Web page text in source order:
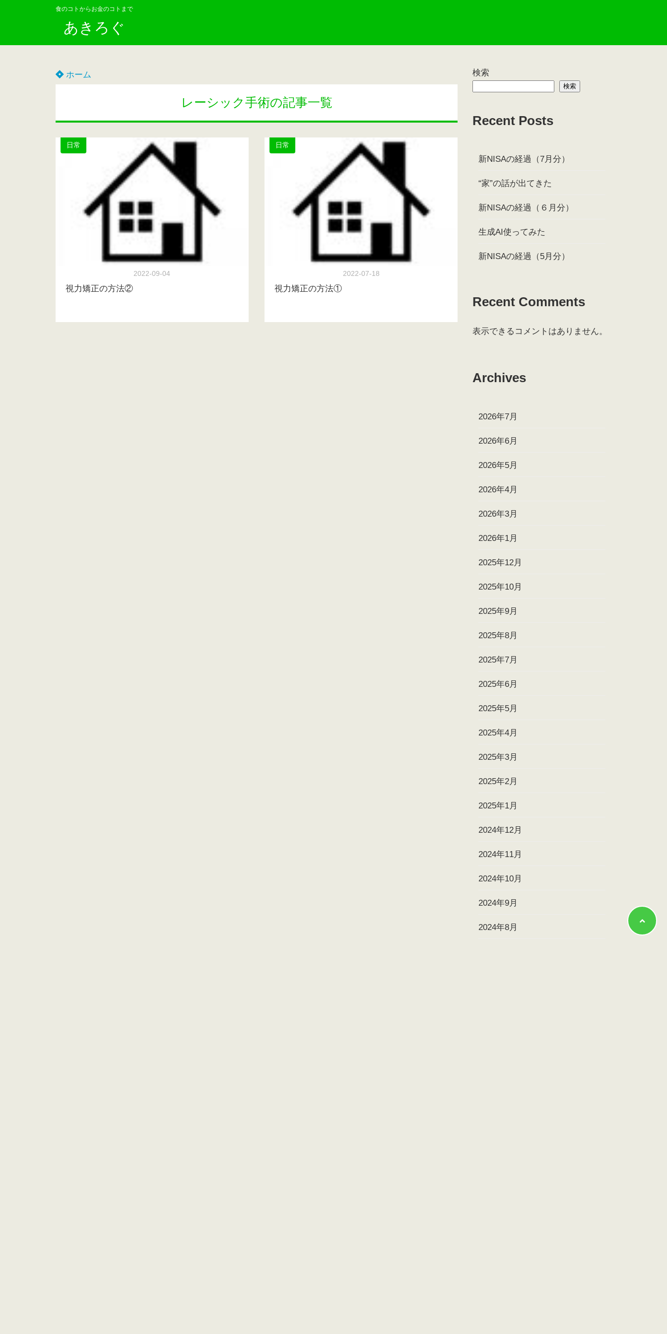
食のコトからお金のコトまで
あきろぐ
ホーム
レーシック手術の記事一覧
日常
2022-09-04
視力矯正の方法②
日常
2022-07-18
視力矯正の方法①
検索
検索
Recent Posts
新NISAの経過（7月分）
“家”の話が出てきた
新NISAの経過（６月分）
生成AI使ってみた
新NISAの経過（5月分）
Recent Comments
表示できるコメントはありません。
Archives
2026年7月
2026年6月
2026年5月
2026年4月
2026年3月
2026年1月
2025年12月
2025年10月
2025年9月
2025年8月
2025年7月
2025年6月
2025年5月
2025年4月
2025年3月
2025年2月
2025年1月
2024年12月
2024年11月
2024年10月
2024年9月
2024年8月